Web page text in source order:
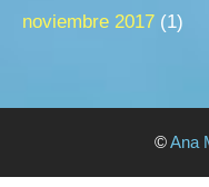
noviembre 2017 (1)
©Ana